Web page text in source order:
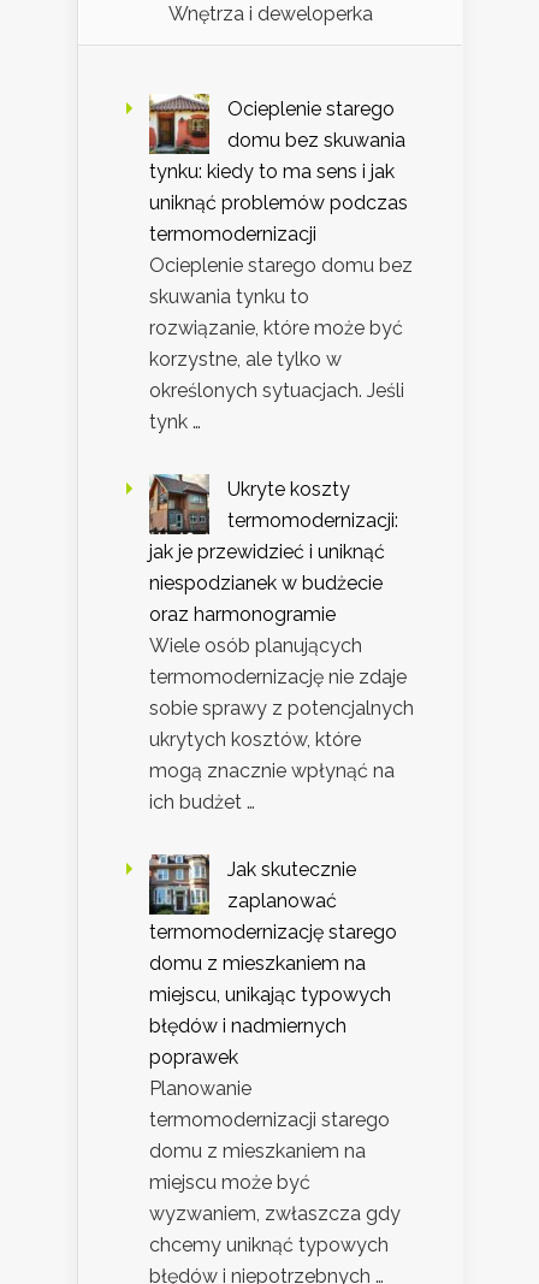
Wnętrza i deweloperka
Ocieplenie starego
domu bez skuwania
tynku: kiedy to ma sens i jak
uniknąć problemów podczas
termomodernizacji
Ocieplenie starego domu bez
skuwania tynku to
rozwiązanie, które może być
korzystne, ale tylko w
określonych sytuacjach. Jeśli
tynk …
Ukryte koszty
termomodernizacji:
jak je przewidzieć i uniknąć
niespodzianek w budżecie
oraz harmonogramie
Wiele osób planujących
termomodernizację nie zdaje
sobie sprawy z potencjalnych
ukrytych kosztów, które
mogą znacznie wpłynąć na
ich budżet …
Jak skutecznie
zaplanować
termomodernizację starego
domu z mieszkaniem na
miejscu, unikając typowych
błędów i nadmiernych
poprawek
Planowanie
termomodernizacji starego
domu z mieszkaniem na
miejscu może być
wyzwaniem, zwłaszcza gdy
chcemy uniknąć typowych
błędów i niepotrzebnych …